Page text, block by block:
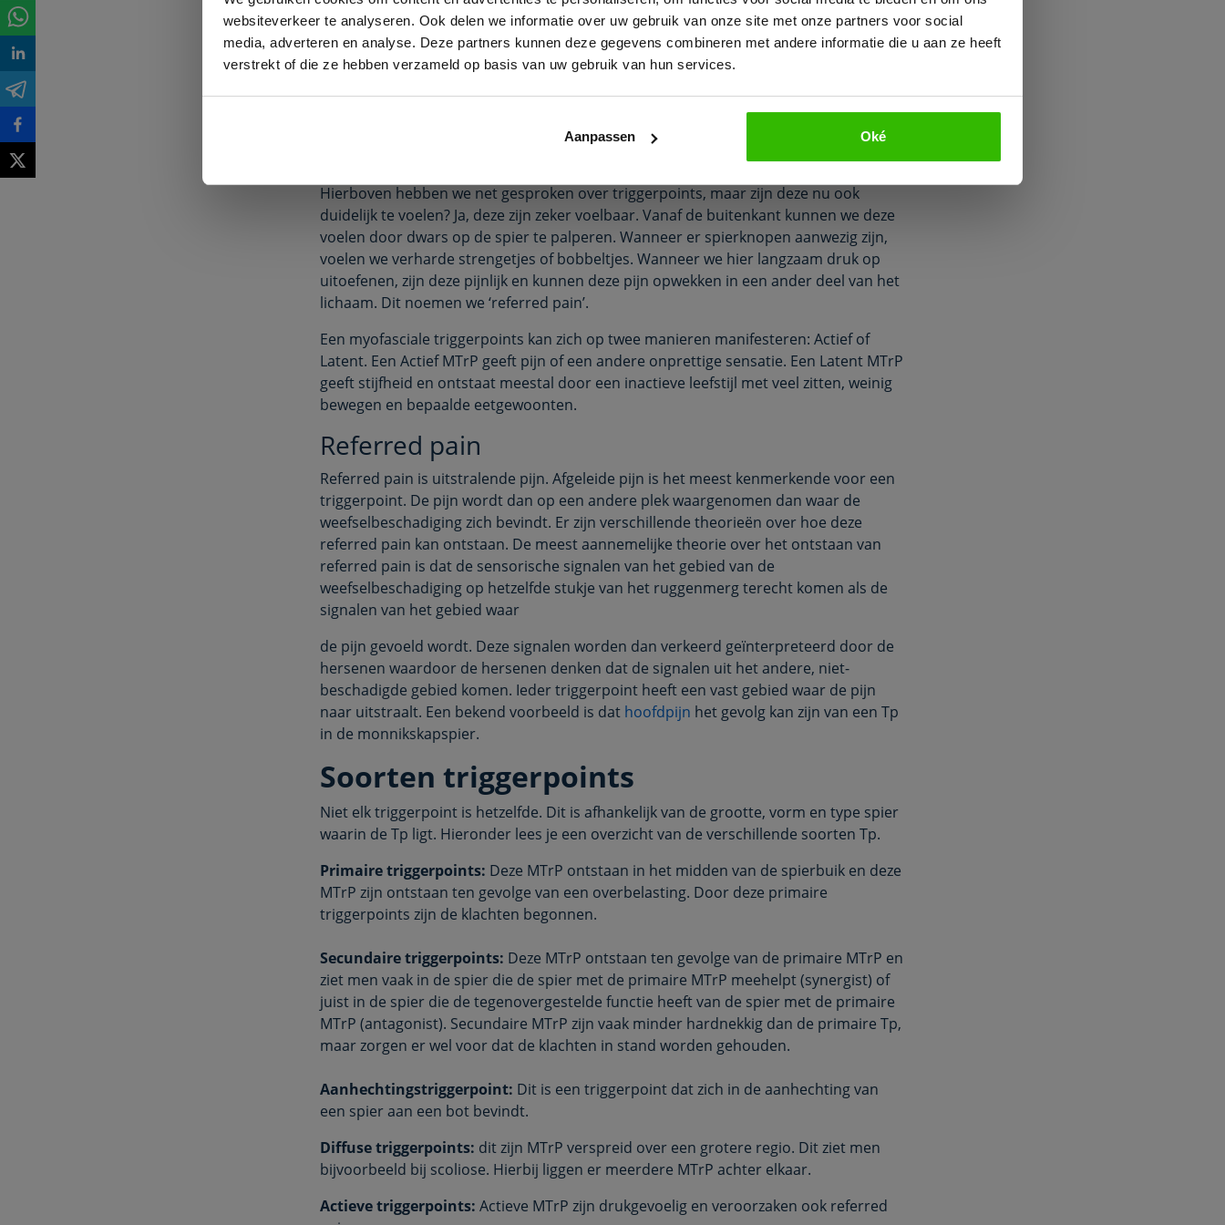
websiteverkeer te analyseren. Ook delen we informatie over uw gebruik van onze site met onze partners voor social
media, adverteren en analyse. Deze partners kunnen deze gegevens combineren met andere informatie die u aan ze heeft
verstrekt of die ze hebben verzameld op basis van uw gebruik van hun services.
Aanpassen Oké
Een spier kan aanspannen en ontspannen. Voor beide bewegingen is energie nodig.
Voor het aanspannen is ATP nodig en voor ontspanning ADP. Dus wanneer we niet
voldoende energie naar de spier kunnen voeren, heeft de spier niet alleen moeite
met aanspannen, maar ook met ontspannen. Dit resulteert in een lokale
verkramping binnen de spier. Dit zorgt voor een slechte doorbloeding. Wanneer je in
rust bent is een spiervezel noch uitgerekt, noch samengetrokken.
Hierboven hebben we net gesproken over triggerpoints, maar zijn deze nu ook
duidelijk te voelen? Ja, deze zijn zeker voelbaar. Vanaf de buitenkant kunnen we deze
voelen door dwars op de spier te palperen. Wanneer er spierknopen aanwezig zijn,
voelen we verharde strengetjes of bobbeltjes. Wanneer we hier langzaam druk op
uitoefenen, zijn deze pijnlijk en kunnen deze pijn opwekken in een ander deel van het
lichaam. Dit noemen we ‘referred pain’.
Een myofasciale triggerpoints kan zich op twee manieren manifesteren: Actief of
Latent. Een Actief MTrP geeft pijn of een andere onprettige sensatie. Een Latent MTrP
geeft stijfheid en ontstaat meestal door een inactieve leefstijl met veel zitten, weinig
bewegen en bepaalde eetgewoonten.
Referred pain
Referred pain is uitstralende pijn. Afgeleide pijn is het meest kenmerkende voor een
triggerpoint. De pijn wordt dan op een andere plek waargenomen dan waar de
weefselbeschadiging zich bevindt. Er zijn verschillende theorieën over hoe deze
referred pain kan ontstaan. De meest aannemelijke theorie over het ontstaan van
referred pain is dat de sensorische signalen van het gebied van de
weefselbeschadiging op hetzelfde stukje van het ruggenmerg terecht komen als de
signalen van het gebied waar
de pijn gevoeld wordt. Deze signalen worden dan verkeerd geïnterpreteerd door de
hersenen waardoor de hersenen denken dat de signalen uit het andere, niet-
beschadigde gebied komen. Ieder triggerpoint heeft een vast gebied waar de pijn
naar uitstraalt. Een bekend voorbeeld is dat hoofdpijn het gevolg kan zijn van een Tp
in de monnikskapspier.
Soorten triggerpoints
Niet elk triggerpoint is hetzelfde. Dit is afhankelijk van de grootte, vorm en type spier
waarin de Tp ligt. Hieronder lees je een overzicht van de verschillende soorten Tp.
Primaire triggerpoints: Deze MTrP ontstaan in het midden van de spierbuik en deze
MTrP zijn ontstaan ten gevolge van een overbelasting. Door deze primaire
triggerpoints zijn de klachten begonnen.
Secundaire triggerpoints: Deze MTrP ontstaan ten gevolge van de primaire MTrP en
ziet men vaak in de spier die de spier met de primaire MTrP meehelpt (synergist) of
juist in de spier die de tegenovergestelde functie heeft van de spier met de primaire
MTrP (antagonist). Secundaire MTrP zijn vaak minder hardnekkig dan de primaire Tp,
maar zorgen er wel voor dat de klachten in stand worden gehouden.
Aanhechtingstriggerpoint: Dit is een triggerpoint dat zich in de aanhechting van
een spier aan een bot bevindt.
Diffuse triggerpoints: dit zijn MTrP verspreid over een grotere regio. Dit ziet men
bijvoorbeeld bij scoliose. Hierbij liggen er meerdere MTrP achter elkaar.
Actieve triggerpoints: Actieve MTrP zijn drukgevoelig en veroorzaken ook referred